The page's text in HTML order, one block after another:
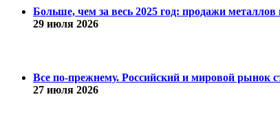
Больше, чем за весь 2025 год: продажи
29 июля 2026
Все по-прежнему. Российский и мировой рынок
27 июля 2026